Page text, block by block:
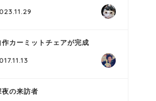
作カーミットチェアが完成
夜の来訪者